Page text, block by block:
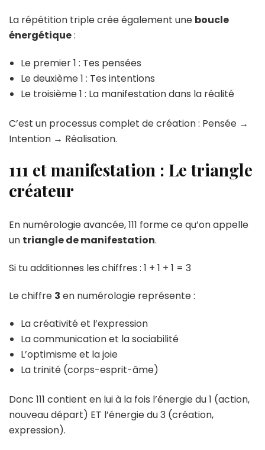
La répétition triple crée également une boucle
énergétique:
Le premier 1 : Tes pensées
Le deuxième 1 : Tes intentions
Le troisième 1 : La manifestation dans la réalité
C’est un processus complet de création : Pensée →
Intention → Réalisation.
111 et manifestation : Le triangle
créateur
En numérologie avancée, 111 forme ce qu’on appelle
un triangle de manifestation.
Si tu additionnes les chiffres : 1 + 1 + 1 = 3
Le chiffre 3 en numérologie représente :
La créativité et l’expression
La communication et la sociabilité
L’optimisme et la joie
La trinité (corps-esprit-âme)
Donc 111 contient en lui à la fois l’énergie du 1 (action,
nouveau départ) ET l’énergie du 3 (création,
expression).